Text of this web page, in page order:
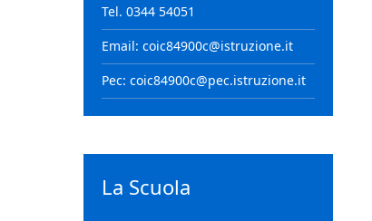
Tel. 0344 54051
Email: coic84900c@istruzione.it
Pec: coic84900c@pec.istruzione.it
La Scuola